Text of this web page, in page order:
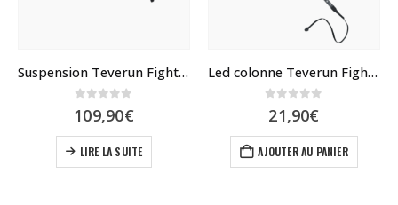
Suspension Teverun Fighter
109,90€
LIRE LA SUITE
Led colonne Teverun Fighter
21,90€
AJOUTER AU PANIER